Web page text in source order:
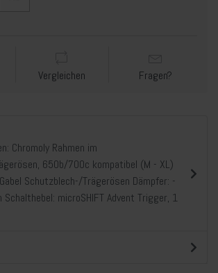
Vergleichen Fragen?
Chromoly Rahmen im
650b/700c kompatibel (M - XL)
Schutzblech-/Trägerösen Dämpfer: -
microSHIFT Advent Trigger, 1